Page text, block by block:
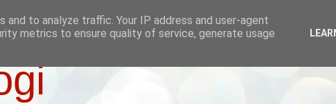
to analyze traffic. Your IP address and user-agent
metrics to ensure quality of service, generate usage